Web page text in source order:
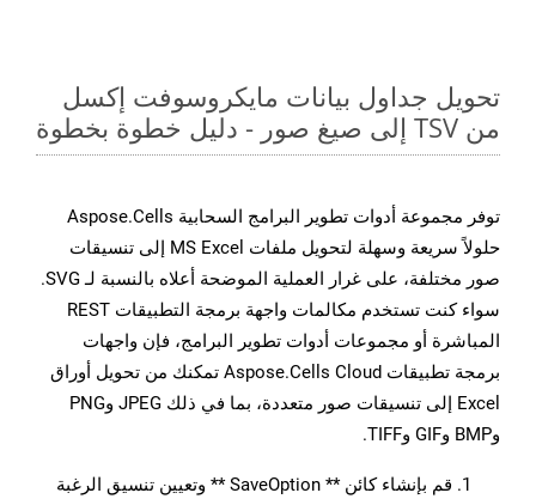
تحويل جداول بيانات مايكروسوفت إكسل
من TSV إلى صيغ صور - دليل خطوة بخطوة
توفر مجموعة أدوات تطوير البرامج السحابية Aspose.Cells
حلولاً سريعة وسهلة لتحويل ملفات MS Excel إلى تنسيقات
صور مختلفة، على غرار العملية الموضحة أعلاه بالنسبة لـ SVG.
سواء كنت تستخدم مكالمات واجهة برمجة التطبيقات REST
المباشرة أو مجموعات أدوات تطوير البرامج، فإن واجهات
برمجة تطبيقات Aspose.Cells Cloud تمكنك من تحويل أوراق
Excel إلى تنسيقات صور متعددة، بما في ذلك JPEG وPNG
وBMP وGIF وTIFF.
قم بإنشاء كائن ** SaveOption ** وتعيين تنسيق الرغبة